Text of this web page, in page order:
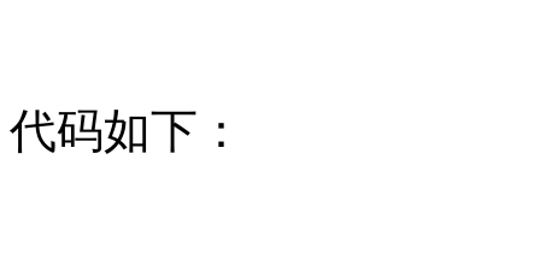
代码如下：